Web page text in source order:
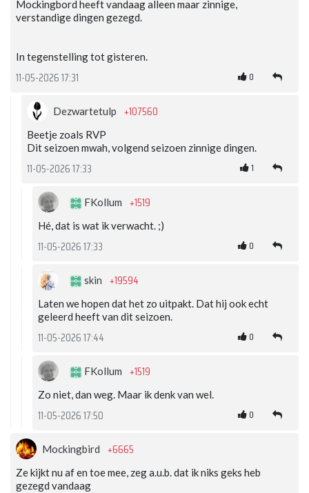
Mockingbord heeft vandaag alleen maar zinnige,
verstandige dingen gezegd.
In tegenstelling tot gisteren.
11-05-2026 17:31 0
Dezwartetulp +107560
Beetje zoals RVP
Dit seizoen mwah, volgend seizoen zinnige dingen.
11-05-2026 17:33 1
FKollum +1519
Hé, dat is wat ik verwacht. ;)
11-05-2026 17:33 0
skin +19594
Laten we hopen dat het zo uitpakt. Dat hij ook echt
geleerd heeft van dit seizoen.
11-05-2026 17:44 0
FKollum +1519
Zo niet, dan weg. Maar ik denk van wel.
11-05-2026 17:50 0
Mockingbird +6665
Ze kijkt nu af en toe mee, zeg a.u.b. dat ik niks geks heb
gezegd vandaag